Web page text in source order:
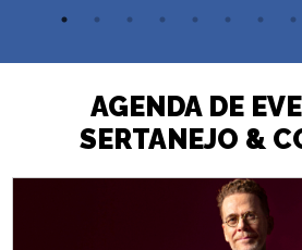
AGENDA DE
SERTANEJO &